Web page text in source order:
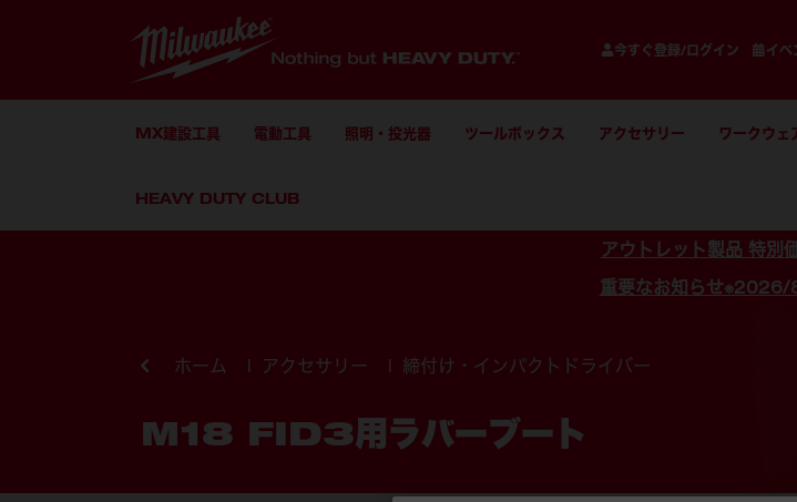
今すぐ登録/ログイン イベ
MX建設工具 電動工具 照明・投光器 ツールボックス アクセサリー ワークウェ
HEAVY DUTY CLUB
アウトレット製品 特別
重要なお知らせ
ホーム アクセサリー 締付け・インパクトドライバー
M18 FID3用ラバーブート